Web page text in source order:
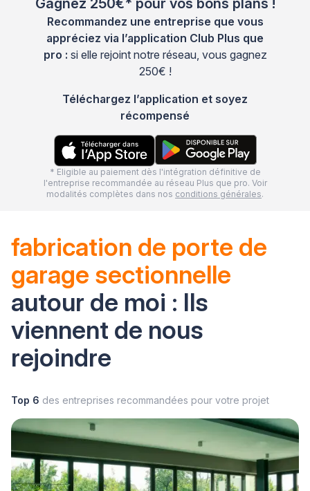
Recommandez une entreprise que vous
appréciez via l’application Club Plus que
pro : si elle rejoint notre réseau, vous gagnez
250€ !
Téléchargez l’application et soyez
récompensé
* Eligible au paiement dès l'intégration définitive de
l'entreprise recommandée au réseau Plus que pro. Voir
modalités complètes dans nos conditions générales.
fabrication de porte de
garage sectionnelle
autour de moi : Ils
viennent de nous
rejoindre
Top 6 des entreprises recommandées pour votre projet